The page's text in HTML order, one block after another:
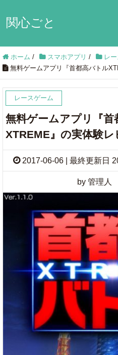
関心ごと
ホーム / スマホアプリ / レ
無料ゲームアプリ『首都高バトル
レースゲーム
無料ゲームアプリ『首
XTREME』の実体験レ
2017-06-06 | 最終更新日
by 管理人